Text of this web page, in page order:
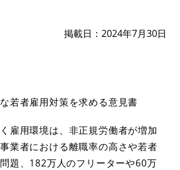
掲載日 2024年7月30日
若者雇用対策を求める意見書
雇用環境は、非正規労働者が増加
業者における離職率の高さや若者
題、182万人のフリーターや60万